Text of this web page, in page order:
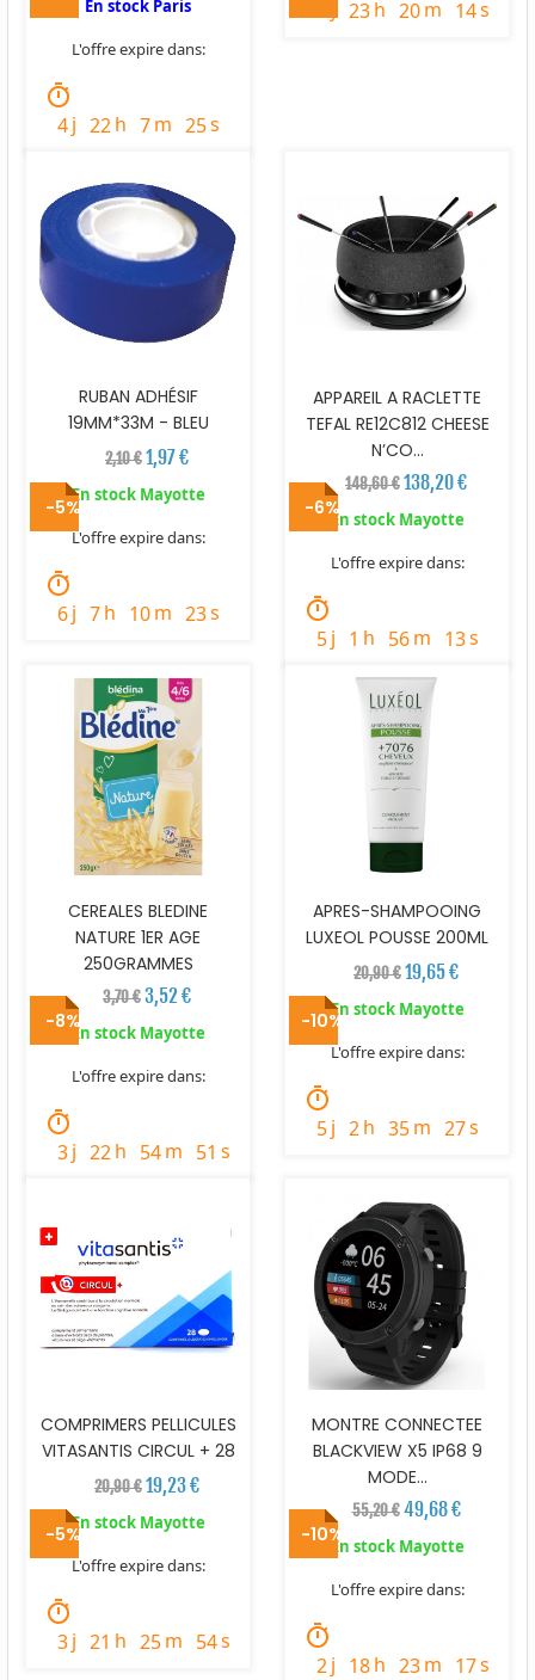
En stock Paris
L'offre expire dans:
timer
4j 22h 7m 23s
23h 20m 12s
RUBAN ADHÉSIF
19MM*33M - BLEU
2,10 €1,97 €
En stock Mayotte
L'offre expire dans:
timer
6j 7h 10m 21s
APPAREIL A RACLETTE
TEFAL RE12C812 CHEESE
N’CO...
148,60 €138,20 €
En stock Mayotte
L'offre expire dans:
timer
5j 1 h 56m 11s
-5%
CEREALES BLEDINE
NATURE 1ER AGE
250GRAMMES
3,70 €3,52 €
En stock Mayotte
L'offre expire dans:
timer
3j 22h 54m 49 s
-6%
APRES-SHAMPOOING
LUXEOL POUSSE 200ML
20,90 €19,65 €
En stock Mayotte
L'offre expire dans:
timer
5j 2h 35m 25s
-8%
COMPRIMERS PELLICULES
VITASANTIS CIRCUL + 28
20,90 €19,23 €
En stock Mayotte
L'offre expire dans:
timer
3j 21 h 25m 52s
-10%
MONTRE CONNECTEE
BLACKVIEW X5 IP68 9
MODE...
55,20 € 49,68 €
En stock Mayotte
L'offre expire dans:
timer
2j 18h 23m 15s
-5% -10%